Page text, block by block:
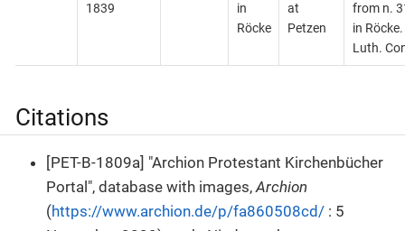
1839
in
Röcke
at
Petzen
from n.
in Röcke.
Luth.
Citations
[PET-B-1809a] "Archion Protestant Kirchenbücher
Portal", database with images, Archion
(https://www.archion.de/p/fa860508cd/ : 5